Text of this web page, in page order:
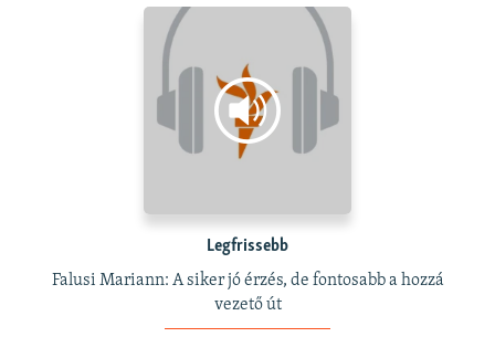
Legfrissebb
Falusi Mariann: A siker jó érzés, de fontosabb a hozzá
vezető út